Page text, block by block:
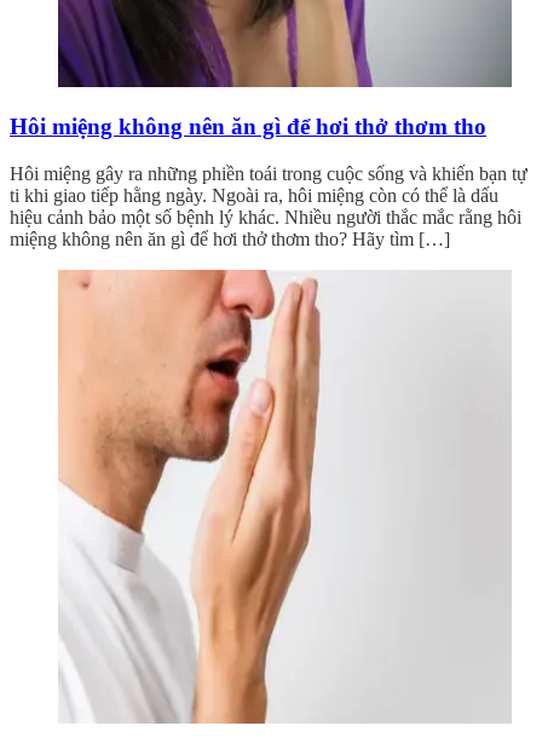
Hôi miệng không nên ăn gì để hơi thở thơm tho
Hôi miệng gây ra những phiền toái trong cuộc sống và khiến bạn tự
ti khi giao tiếp hằng ngày. Ngoài ra, hôi miệng còn có thể là dấu
hiệu cảnh bảo một số bệnh lý khác. Nhiều người thắc mắc rằng hôi
miệng không nên ăn gì để hơi thở thơm tho? Hãy tìm […]